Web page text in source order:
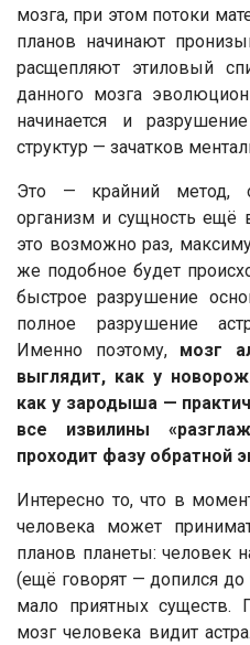
мозга, при этом потоки
планов начинают
расщепляют этиловый
данного мозга
начинается и
структур — зачатков
Это — крайний метод,
организм и сущность ещё
это возможно раз,
же подобное будет
быстрое разрушение
полное разрушение
Именно поэтому, мозг
выглядит, как у
как у зародыша —
все извилины
проходит фазу обратной
Интересно то, что в
человека может
планов планеты: человек
(ещё говорят — допился до
мало приятных существ.
мозг человека видит